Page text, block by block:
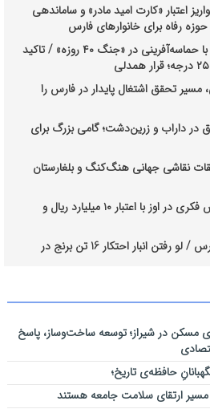
اعتبار «کارت امید مادر» و ساماندهی
رفاه برای خانوارهای فارس
تجلی امید در خانه‌های مردم با حماسه‌آفرینی در «جنگ ۴۰ روزه» / تاکید
مسیر تحقق اشتغال پایدار در فارس را
در داراب و زرین‌دشت؛ گامی بزرگ برای
نقاشی جهانی هنگ‌کنگ و بلغارستان
افتتاح واحد سیار کانون پرورش فکری در اوز با اعتبار ۱۰ میلیارد ریال و
اخبار نیروی انتظامی استان فارس / لو رفتن انبار احتکار 16 تن برنج در
بازرسی و مدیریت عملکرد دانشگاه علوم
سلامت به زائران اربعین حسینی در عراق
مسکن در شیراز؛ توسعه ساخت‌وساز، پاسخ
حافظه‌ی تاریخ؛
مسیر ارتقای سلامت جامعه هستند